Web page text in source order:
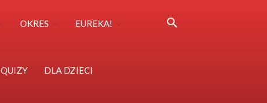
OKRES EUREKA!
QUIZY DLA DZIECI